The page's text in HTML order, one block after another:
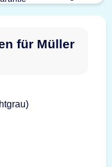
für Müller